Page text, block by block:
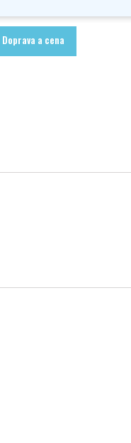
Doprava a cena